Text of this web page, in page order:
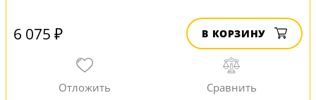
6 075 ₽ В КОРЗИНУ